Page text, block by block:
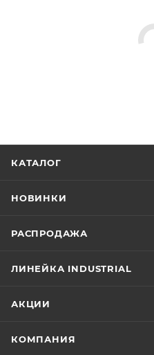
КАТАЛОГ
НОВИНКИ
РАСПРОДАЖА
ЛИНЕЙКА INDUSTRIAL
АКЦИИ
КОМПАНИЯ